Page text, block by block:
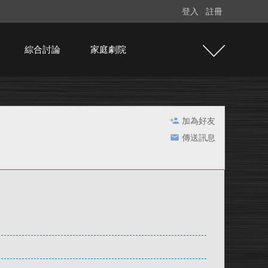
登入 註冊
綜合討論 家庭劇院
加為好友
傳送訊息